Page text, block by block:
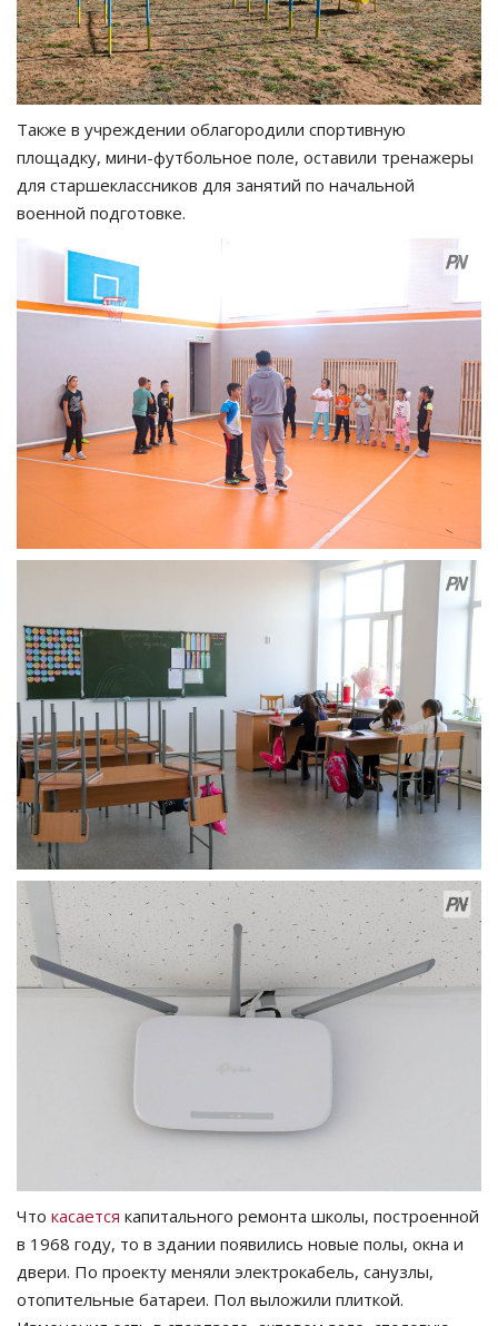
Также в учреждении облагородили спортивную
площадку, мини-футбольное поле, оставили тренажеры
для старшеклассников для занятий по начальной
военной подготовке.
Что касается капитального ремонта школы, построенной
в 1968 году, то в здании появились новые полы, окна и
двери. По проекту меняли электрокабель, санузлы,
отопительные батареи. Пол выложили плиткой.